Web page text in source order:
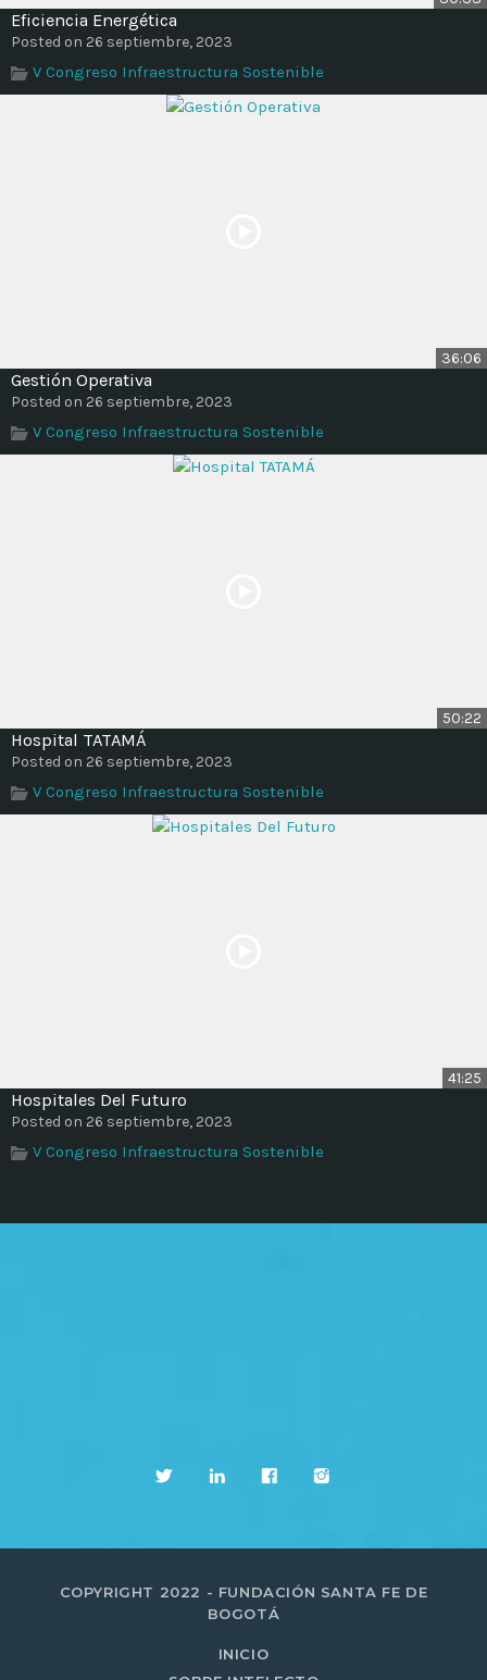
Eficiencia Energética
Posted on 26 septiembre, 2023
V Congreso Infraestructura Sostenible
36:06
Gestión Operativa
Posted on 26 septiembre, 2023
V Congreso Infraestructura Sostenible
50:22
Hospital TATAMÁ
Posted on 26 septiembre, 2023
V Congreso Infraestructura Sostenible
41:25
Hospitales Del Futuro
Posted on 26 septiembre, 2023
V Congreso Infraestructura Sostenible
COPYRIGHT 2022 - FUNDACIÓN SANTA FE DE
BOGOTÁ
INICIO